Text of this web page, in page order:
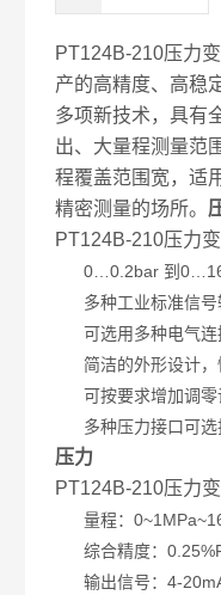
PT124B-210压力
产的高精度、高稳
多项新技术，具有
出、大量程测量范
程覆盖范围宽，适
精密测量的场所。
PT124B-210压力变
0…0.2bar 到
多种工业标准信号
可选用多种电气连
简洁的外形设计，
可按要求增加调零
多种压力接口可选
压力
PT124B-210压力
量程：
综合精度：
输出信号：4-20mA